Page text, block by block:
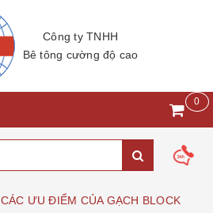
Công ty TNHH
Bê tông cường độ cao
0
CÁC ƯU ĐIỂM CỦA GẠCH BLOCK